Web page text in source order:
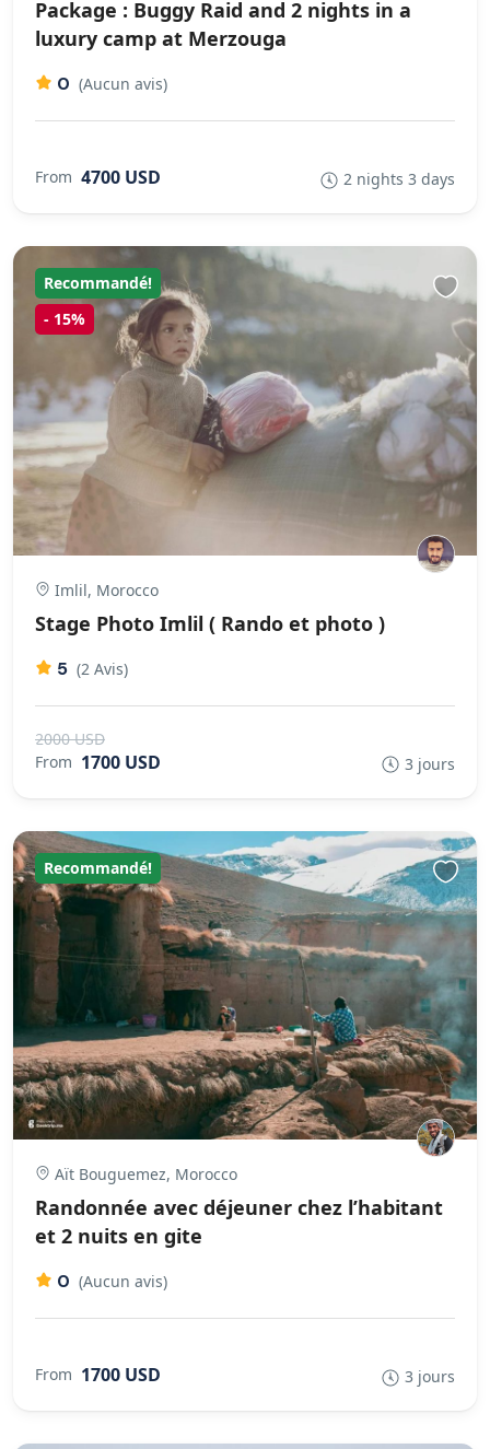
Package : Buggy Raid and 2 nights in a
luxury camp at Merzouga
0 (Aucun avis)
From 4700 USD 2 nights 3 days
Recommandé!
- 15%
Imlil, Morocco
Stage Photo Imlil ( Rando et photo )
5 (2 Avis)
2000 USD
From 1700 USD 3 jours
Recommandé!
Aït Bouguemez, Morocco
Randonnée avec déjeuner chez l’habitant
et 2 nuits en gite
0 (Aucun avis)
From 1700 USD 3 jours